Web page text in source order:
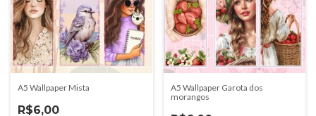
A5 Wallpaper Mista
R$6,00
A5 Wallpaper Garota dos
morangos